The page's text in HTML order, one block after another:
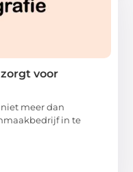
voor
meer dan
in te